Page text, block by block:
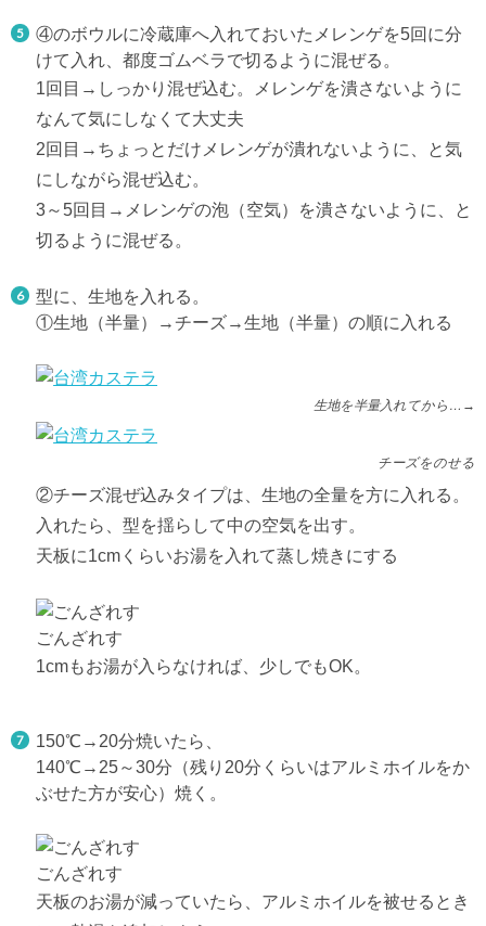
④のボウルに冷蔵庫へ入れておいたメレンゲを5回に分
けて入れ、都度ゴムベラで切るように混ぜる。
1回目→しっかり混ぜ込む。メレンゲを潰さないように
なんて気にしなくて大丈夫
2回目→ちょっとだけメレンゲが潰れないように、と気
にしながら混ぜ込む。
3～5回目→メレンゲの泡（空気）を潰さないように、と
切るように混ぜる。
型に、生地を入れる。
①生地（半量）→チーズ→生地（半量）の順に入れる
生地を半量入れてから…→
チーズをのせる
②チーズ混ぜ込みタイプは、生地の全量を方に入れる。
入れたら、型を揺らして中の空気を出す。
天板に1cmくらいお湯を入れて蒸し焼きにする
ごんざれす
1cmもお湯が入らなければ、少しでもOK。
150℃→20分焼いたら、
140℃→25～30分（残り20分くらいはアルミホイルをか
ぶせた方が安心）焼く。
ごんざれす
天板のお湯が減っていたら、アルミホイルを被せるとき